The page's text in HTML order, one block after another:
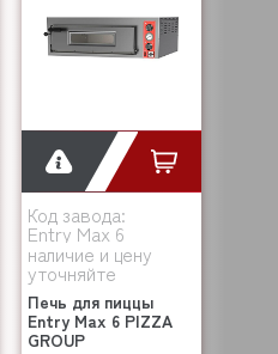
Код завода:
Entry Max 6
наличие и цену
уточняйте
Печь для пиццы
Entry Max 6 PIZZA
GROUP